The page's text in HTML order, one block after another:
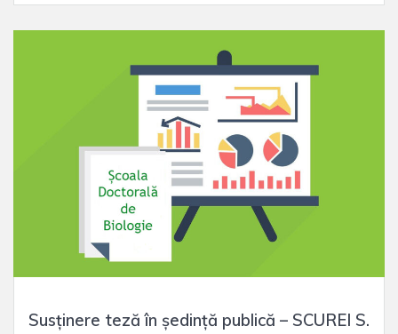
Susținere teză în ședință publică – SCUREI S.